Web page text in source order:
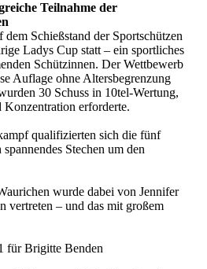
Teilnahme der
Schießstand der Sportschützen
Ladys Cup statt – ein sportliches
Schützinnen. Der Wettbewerb
Auflage ohne Altersbegrenzung
30 Schuss in 10tel-Wertung,
Konzentration erforderte.
qualifizierten sich die fünf
Stechen um den
wurde dabei von Jennifer
vertreten – und das mit großem
für Brigitte Benden